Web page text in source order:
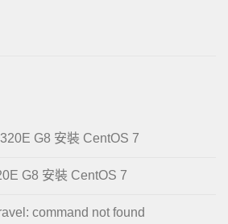
G8 安裝 CentOS 7
G8 安裝 CentOS 7
command not found